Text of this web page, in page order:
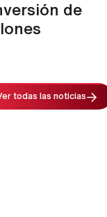
de
Image
todas las noticias